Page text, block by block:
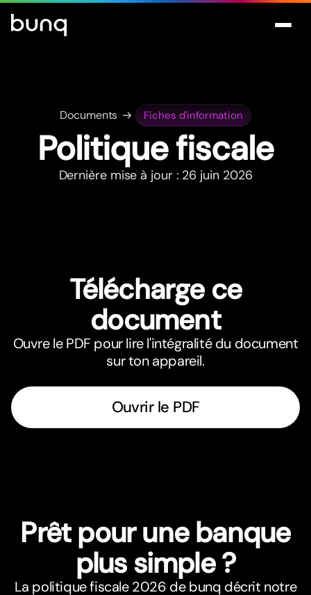
Documents Fiches d'information
Politique fiscale
Dernière mise à jour : 26 juin 2026
Télécharge ce
document
Ouvre le PDF pour lire l'intégralité du document
sur ton appareil.
Ouvrir le PDF
Prêt pour une banque
plus simple ?
La politique fiscale 2026 de bunq décrit notre